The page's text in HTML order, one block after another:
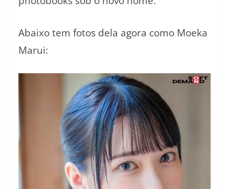
Abaixo tem fotos dela agora como Moeka
Marui: